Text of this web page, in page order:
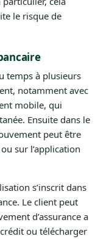
le risque de
temps à plusieurs
notamment avec
mobile, qui
Ensuite dans le
peut être
sur l’application
s’inscrit dans
Le client peut
d’assurance a
ou télécharger